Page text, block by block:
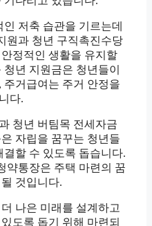
저축 습관을 기르는데
원과 청년 구직촉진수당
정적인 생활을 유지할
년 지원금은 청년들이
거급여는 주거 안정을
다.
청년 버팀목 전세자금
자립을 꿈꾸는 청년들
할 수 있도록 돕습니다.
약통장은 주택 마련의 꿈
것입니다.
나은 미래를 설계하고
도록 돕기 위해 마련되